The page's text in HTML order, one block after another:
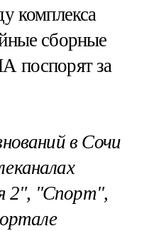
комплекса
сборные
поспорят за
в Сочи
2", "Спорт",